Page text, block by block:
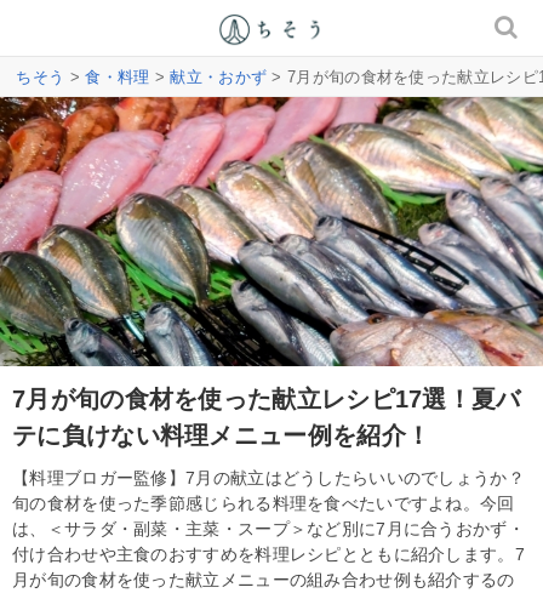
ちそう >食・料理 >献立・おかず > 7月が旬の食材を使った献立レシ
7月が旬の食材を使った献立レシピ17選！夏バ
テに負けない料理メニュー例を紹介！
【料理ブロガー監修】7月の献立はどうしたらいいのでしょうか？
旬の食材を使った季節感じられる料理を食べたいですよね。今回
は、＜サラダ・副菜・主菜・スープ＞など別に7月に合うおかず・
付け合わせや主食のおすすめを料理レシピとともに紹介します。7
月が旬の食材を使った献立メニューの組み合わせ例も紹介するの